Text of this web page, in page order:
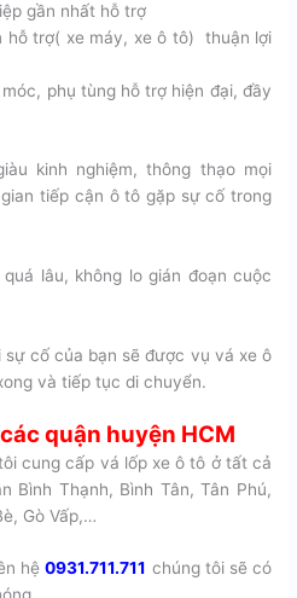
gần nhất hỗ trợ
hỗ trợ( xe máy, xe ô tô) thuận lợi
phụ tùng hỗ trợ hiện đại, đầy
kinh nghiệm, thông thạo mọi
tiếp cận ô tô gặp sự cố trong
lâu, không lo gián đoạn cuộc
sự cố của bạn sẽ được vụ vá xe ô
và tiếp tục di chuyển.
quận huyện HCM
cung cấp vá lốp xe ô tô ở tất cả
Bình Thạnh, Bình Tân, Tân Phú,
Gò Vấp,…
hệ0931.711.711 chúng tôi sẽ có